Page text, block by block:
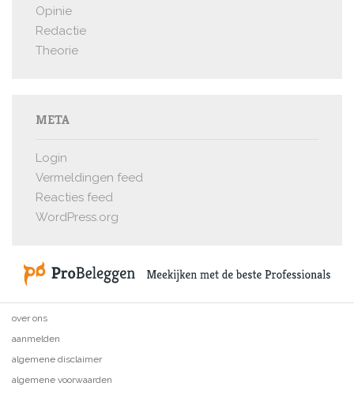
Opinie
Redactie
Theorie
META
Login
Vermeldingen feed
Reacties feed
WordPress.org
over ons
aanmelden
algemene disclaimer
algemene voorwaarden